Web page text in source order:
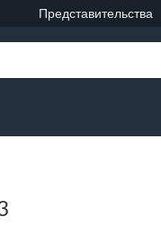
Представительства